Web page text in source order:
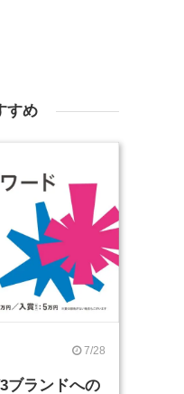
すめ
7/28
ブランドへの